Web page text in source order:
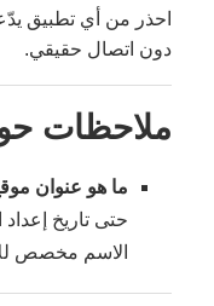
احذر من أي تطبيق
دون اتصال حقيقي.
ملاحظات
ما هو عنوان
حتى تاريخ
الاسم مخصص